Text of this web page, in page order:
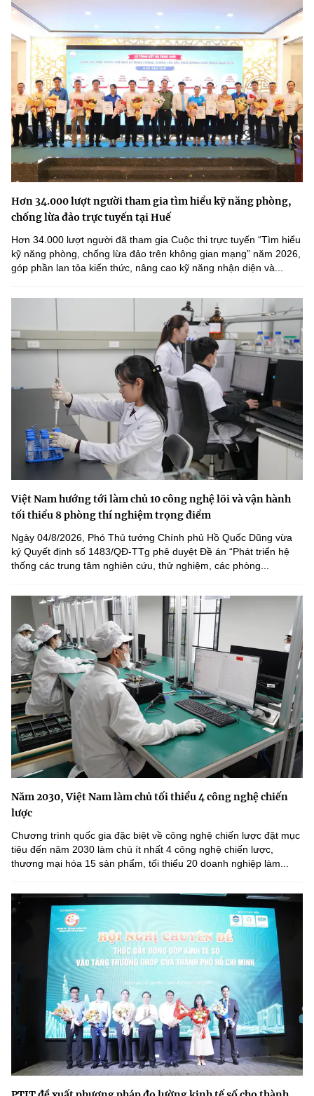
Hơn 34.000 lượt người tham gia tìm hiểu kỹ năng phòng,
chống lừa đảo trực tuyến tại Huế
Hơn 34.000 lượt người đã tham gia Cuộc thi trực tuyến “Tìm hiểu
kỹ năng phòng, chống lừa đảo trên không gian mạng” năm 2026,
góp phần lan tỏa kiến thức, nâng cao kỹ năng nhận diện và...
Việt Nam hướng tới làm chủ 10 công nghệ lõi và vận hành
tối thiểu 8 phòng thí nghiệm trọng điểm
Ngày 04/8/2026, Phó Thủ tướng Chính phủ Hồ Quốc Dũng vừa
ký Quyết định số 1483/QĐ-TTg phê duyệt Đề án “Phát triển hệ
thống các trung tâm nghiên cứu, thử nghiệm, các phòng...
Năm 2030, Việt Nam làm chủ tối thiểu 4 công nghệ chiến
lược
Chương trình quốc gia đặc biệt về công nghệ chiến lược đặt mục
tiêu đến năm 2030 làm chủ ít nhất 4 công nghệ chiến lược,
thương mại hóa 15 sản phẩm, tối thiểu 20 doanh nghiệp làm...